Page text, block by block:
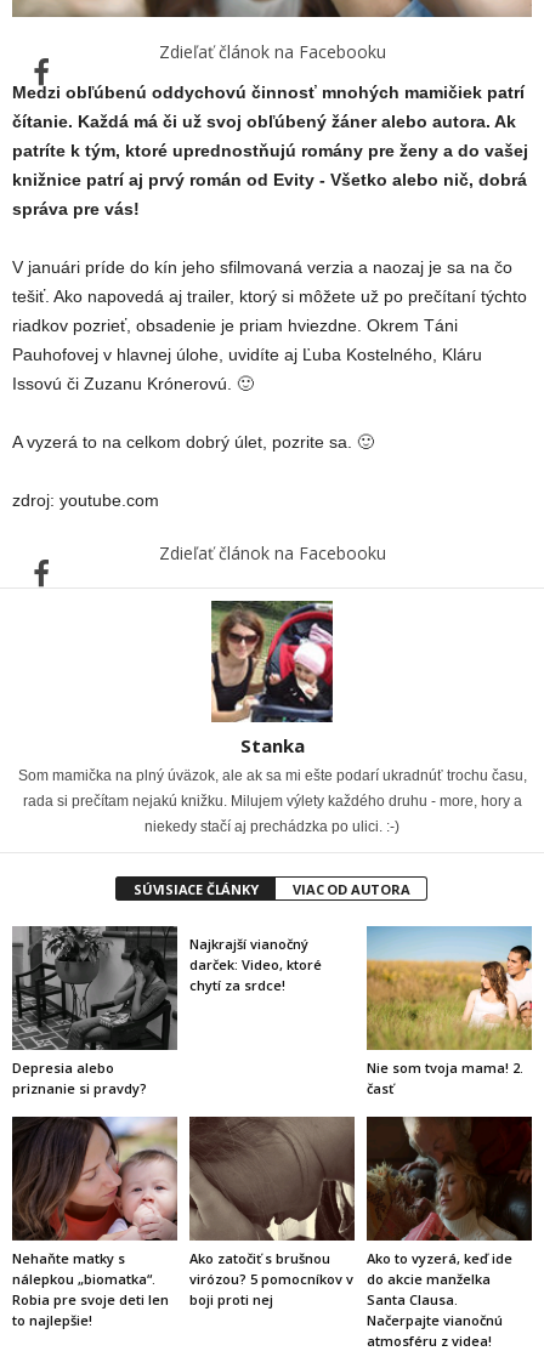
Zdieľať článok na Facebooku
Medzi obľúbenú oddychovú činnosť mnohých mamičiek patrí
čítanie. Každá má či už svoj obľúbený žáner alebo autora. Ak
patríte k tým, ktoré uprednostňujú romány pre ženy a do vašej
knižnice patrí aj prvý román od Evity - Všetko alebo nič, dobrá
správa pre vás!
V januári príde do kín jeho sfilmovaná verzia a naozaj je sa na čo
tešiť. Ako napovedá aj trailer, ktorý si môžete už po prečítaní týchto
riadkov pozrieť, obsadenie je priam hviezdne. Okrem Táni
Pauhofovej v hlavnej úlohe, uvidíte aj Ľuba Kostelného, Kláru
Issovú či Zuzanu Krónerovú. 🙂
A vyzerá to na celkom dobrý úlet, pozrite sa. 🙂
zdroj: youtube.com
Zdieľať článok na Facebooku
Stanka
Som mamička na plný úväzok, ale ak sa mi ešte podarí ukradnúť trochu času,
rada si prečítam nejakú knižku. Milujem výlety každého druhu - more, hory a
niekedy stačí aj prechádzka po ulici. :-)
SÚVISIACE ČLÁNKY VIAC OD AUTORA
Depresia alebo
priznanie si pravdy?
Najkrajší vianočný
darček: Video, ktoré
chytí za srdce!
Nie som tvoja mama! 2.
časť
Nehaňte matky s
nálepkou „biomatka“.
Robia pre svoje deti len
to najlepšie!
Ako zatočiť s brušnou
virózou? 5 pomocníkov v
boji proti nej
Ako to vyzerá, keď ide
do akcie manželka
Santa Clausa.
Načerpajte vianočnú
atmosféru z videa!